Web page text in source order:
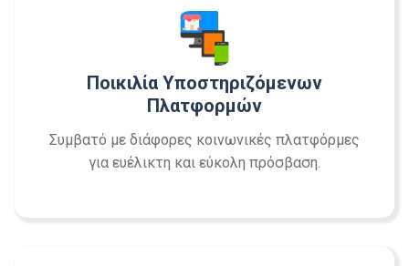
Ποικιλία Υποστηριζόμενων
Πλατφορμών
Συμβατό με διάφορες κοινωνικές πλατφόρμες
για ευέλικτη και εύκολη πρόσβαση.